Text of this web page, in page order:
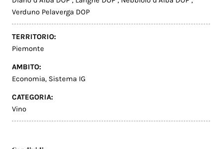
Verduno Pelaverga DOP
TERRITORIO:
Piemonte
AMBITO:
Economia, Sistema IG
CATEGORIA:
Vino